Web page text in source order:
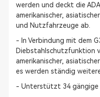
werden und deckt die
amerikanischer,
und Nutzfahrzeuge ab.
- In Verbindung mit dem
Diebstahlschutzfunktion
amerikanischer,
es werden ständig
- Unterstützt 34 gängige